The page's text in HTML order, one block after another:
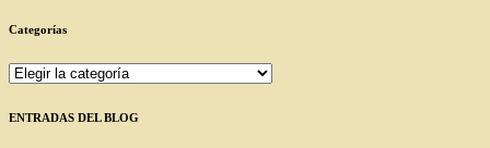
Categorías
Categorías
ENTRADAS DEL BLOG